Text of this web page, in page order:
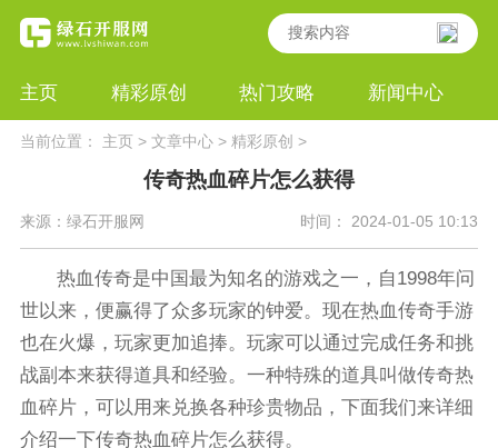
主页 精彩原创 热门攻略 新闻中心
当前位置： 主页> 文章中心> 精彩原创 >
传奇热血碎片怎么获得
来源：绿石开服网 时间： 2024-01-05 10:13
热血传奇是中国最为知名的游戏之一，自1998年问
世以来，便赢得了众多玩家的钟爱。现在热血传奇手游
也在火爆，玩家更加追捧。玩家可以通过完成任务和挑
战副本来获得道具和经验。一种特殊的道具叫做传奇热
血碎片，可以用来兑换各种珍贵物品，下面我们来详细
介绍一下传奇热血碎片怎么获得。